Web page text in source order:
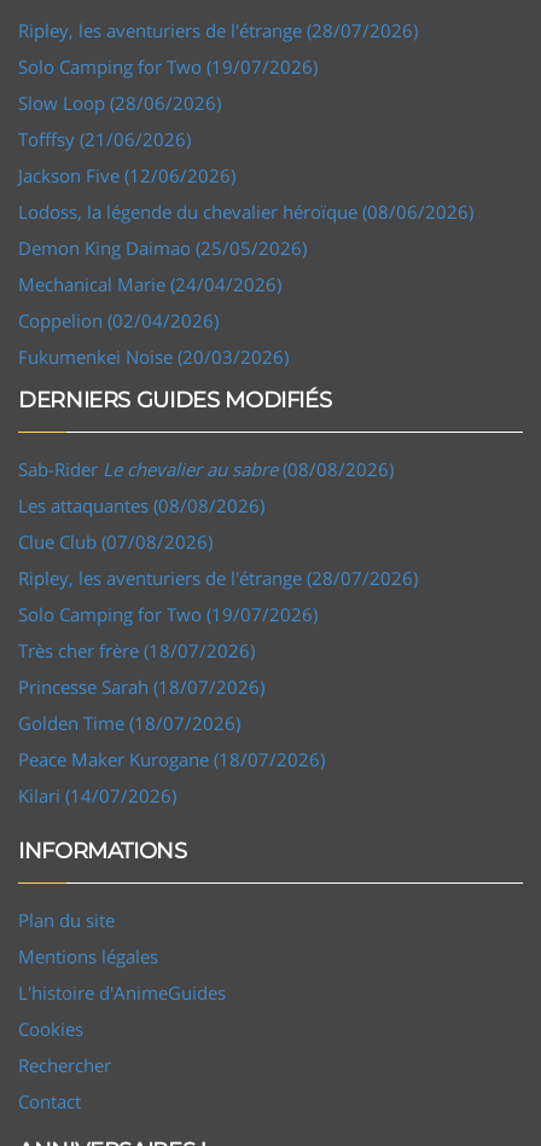
Ripley, les aventuriers de l'étrange (28/07/2026)
Solo Camping for Two (19/07/2026)
Slow Loop (28/06/2026)
Tofffsy (21/06/2026)
Jackson Five (12/06/2026)
Lodoss, la légende du chevalier héroïque (08/06/2026)
Demon King Daimao (25/05/2026)
Mechanical Marie (24/04/2026)
Coppelion (02/04/2026)
Fukumenkei Noise (20/03/2026)
DERNIERS GUIDES MODIFIÉS
Sab-Rider Le chevalier au sabre(08/08/2026)
Les attaquantes (08/08/2026)
Clue Club (07/08/2026)
Ripley, les aventuriers de l'étrange (28/07/2026)
Solo Camping for Two (19/07/2026)
Très cher frère (18/07/2026)
Princesse Sarah (18/07/2026)
Golden Time (18/07/2026)
Peace Maker Kurogane (18/07/2026)
Kilari (14/07/2026)
INFORMATIONS
Plan du site
Mentions légales
L'histoire d'AnimeGuides
Cookies
Rechercher
Contact